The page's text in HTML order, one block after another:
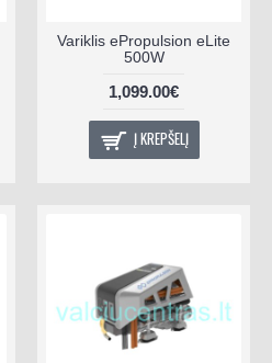
Variklis ePropulsion eLite
500W
1,099.00€
Į KREPŠELĮ